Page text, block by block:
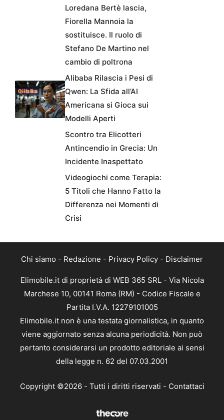
Loredana Bertè lascia,
Fiorella Mannoia la
sostituisce. Il ruolo di
Stefano De Martino nel
cambio di poltrona
Alibaba Rilascia i Pesi di
Qwen: La Sfida all’AI
Americana si Gioca sui
Modelli Aperti
Scontro tra Elicotteri
Antincendio in Grecia: Un
Incidente Inaspettato
Videogiochi come Terapia:
5 Titoli che Hanno Fatto la
Differenza nei Momenti di
Crisi
Chi siamo - Redazione - Privacy Policy - Disclaimer
Elimobile.it di proprietà di WEB 365 SRL - Via Nicola
Marchese 10, 00141 Roma (RM) - Codice Fiscale e
Partita I.V.A. 12279101005
Elimobile.it non è una testata giornalistica, in quanto
viene aggiornato senza alcuna periodicità. Non può
pertanto considerarsi un prodotto editoriale ai sensi
della legge n. 62 del 07.03.2001
Copyright ©2026 - Tutti i diritti riservati - Contattaci